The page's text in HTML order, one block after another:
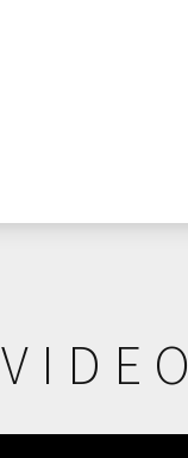
VIDEO